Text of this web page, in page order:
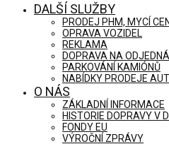
DALŠÍ SLUŽBY
PRODEJ PHM, MYCÍ
OPRAVA VOZIDEL
REKLAMA
DOPRAVA NA
PARKOVÁNÍ KAMIÓNŮ
NABÍDKY PRODEJE
O NÁS
ZÁKLADNÍ INFORMACE
HISTORIE DOPRAVY V
FONDY EU
VÝROČNÍ ZPRÁVY